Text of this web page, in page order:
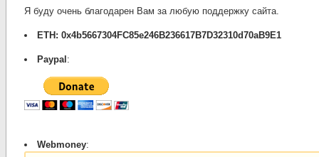
Я буду очень благодарен Вам за любую поддержку сайта.
ETH: 0x4b5667304FC85e246B236617B7D32310d70aB9E1
Paypal :
Webmoney: